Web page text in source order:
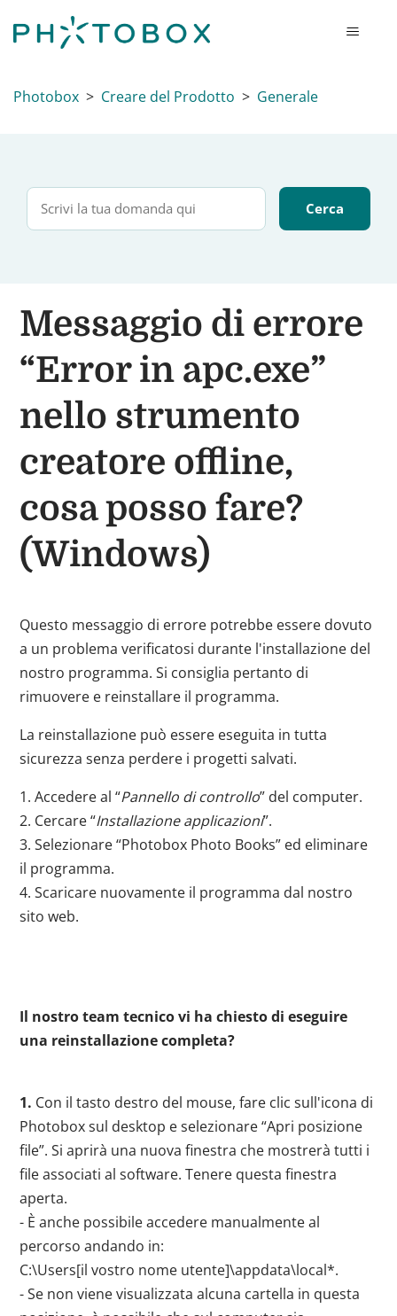
Photobox Creare del Prodotto Generale
Messaggio di errore
“Error in apc.exe”
nello strumento
creatore offline,
cosa posso fare?
(Windows)
Questo messaggio di errore potrebbe essere dovuto
a un problema verificatosi durante l'installazione del
nostro programma. Si consiglia pertanto di
rimuovere e reinstallare il programma.
La reinstallazione può essere eseguita in tutta
sicurezza senza perdere i progetti salvati.
1. Accedere al “Pannello di controllo” del computer.
2. Cercare “Installazione applicazioni”.
3. Selezionare “Photobox Photo Books” ed eliminare
il programma.
4. Scaricare nuovamente il programma dal nostro
sito web.
Il nostro team tecnico vi ha chiesto di eseguire
una reinstallazione completa?
1. Con il tasto destro del mouse, fare clic sull'icona di
Photobox sul desktop e selezionare “Apri posizione
file”. Si aprirà una nuova finestra che mostrerà tutti i
file associati al software. Tenere questa finestra
aperta.
- È anche possibile accedere manualmente al
percorso andando in:
C:\Users[il vostro nome utente]\appdata\local*.
- Se non viene visualizzata alcuna cartella in questa